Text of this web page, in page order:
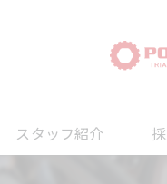
スタッフ紹介